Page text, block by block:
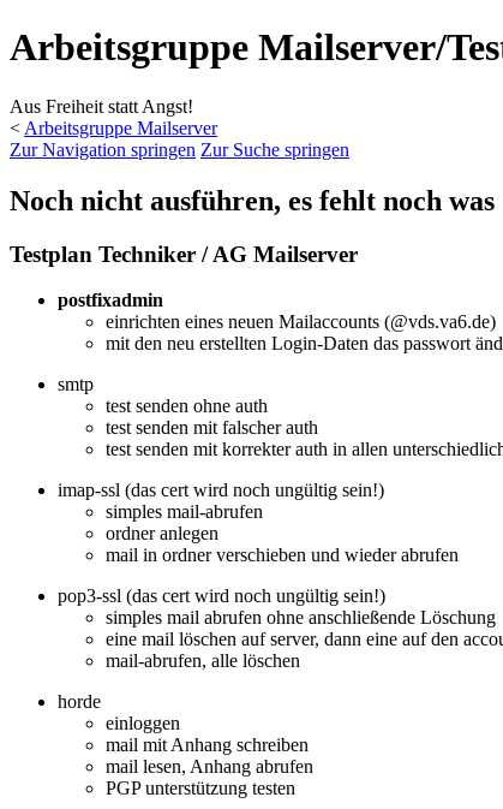
Arbeitsgruppe Mailserver/
Aus Freiheit statt Angst!
< Arbeitsgruppe Mailserver
Zur Navigation springen Zur Suche springen
Noch nicht ausführen, es fehlt noch was
Testplan Techniker / AG Mailserver
postfixadmin
einrichten eines neuen Mailaccounts (@vds.va6.de)
mit den neu erstellten Login-Daten das passwort
smtp
test senden ohne auth
test senden mit falscher auth
test senden mit korrekter auth in allen
imap-ssl (das cert wird noch ungültig sein!)
simples mail-abrufen
ordner anlegen
mail in ordner verschieben und wieder abrufen
pop3-ssl (das cert wird noch ungültig sein!)
simples mail abrufen ohne anschließende Löschung
eine mail löschen auf server, dann eine auf den
mail-abrufen, alle löschen
horde
einloggen
mail mit Anhang schreiben
mail lesen, Anhang abrufen
PGP unterstützung testen